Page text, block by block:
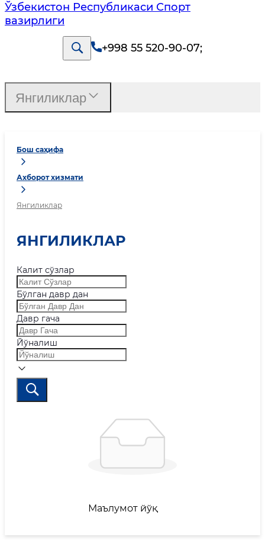
Ўзбекистон Республикаси Спорт
вазирлиги
+998 55 520-90-07;
Бош саҳифа
Ахборот хизмати
Янгиликлар
ЯНГИЛИКЛАР
Калит сўзлар
Бўлган давр дан
Давр гача
Йўналиш
Маълумот йўқ
Янгиликлар